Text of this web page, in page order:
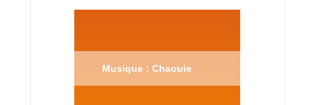
Musique : Chaouie